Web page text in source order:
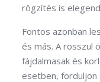
rögzítés is
Fontos azonban
és más. A rosszul
fájdalmasak és
esetben,